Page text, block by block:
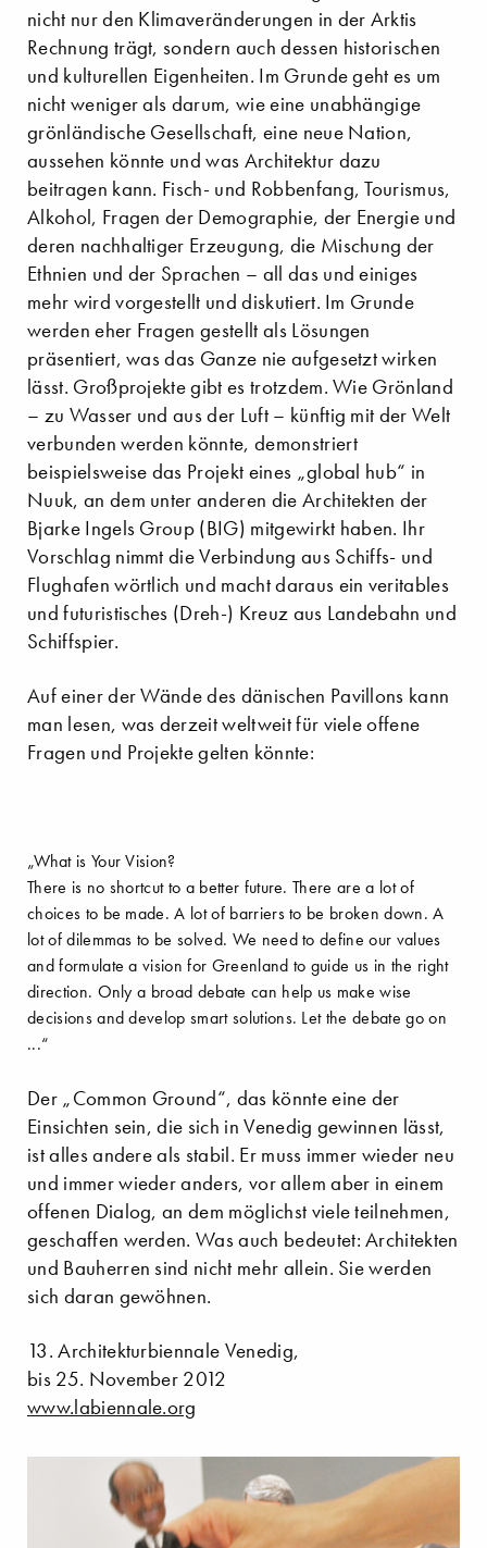
nicht nur den Klimaveränderungen in der Arktis
Rechnung trägt, sondern auch dessen historischen
und kulturellen Eigenheiten. Im Grunde geht es um
nicht weniger als darum, wie eine unabhängige
grönländische Gesellschaft, eine neue Nation,
aussehen könnte und was Architektur dazu
beitragen kann. Fisch- und Robbenfang, Tourismus,
Alkohol, Fragen der Demographie, der Energie und
deren nachhaltiger Erzeugung, die Mischung der
Ethnien und der Sprachen – all das und einiges
mehr wird vorgestellt und diskutiert. Im Grunde
werden eher Fragen gestellt als Lösungen
präsentiert, was das Ganze nie aufgesetzt wirken
lässt. Großprojekte gibt es trotzdem. Wie Grönland
– zu Wasser und aus der Luft – künftig mit der Welt
verbunden werden könnte, demonstriert
beispielsweise das Projekt eines „global hub“ in
Nuuk, an dem unter anderen die Architekten der
Bjarke Ingels Group (BIG) mitgewirkt haben. Ihr
Vorschlag nimmt die Verbindung aus Schiffs- und
Flughafen wörtlich und macht daraus ein veritables
und futuristisches (Dreh-) Kreuz aus Landebahn und
Schiffspier.
Auf einer der Wände des dänischen Pavillons kann
man lesen, was derzeit weltweit für viele offene
Fragen und Projekte gelten könnte:
„What is Your Vision?
There is no shortcut to a better future. There are a lot of
choices to be made. A lot of barriers to be broken down. A
lot of dilemmas to be solved. We need to define our values
and formulate a vision for Greenland to guide us in the right
direction. Only a broad debate can help us make wise
decisions and develop smart solutions. Let the debate go on
...“
Der „Common Ground“, das könnte eine der
Einsichten sein, die sich in Venedig gewinnen lässt,
ist alles andere als stabil. Er muss immer wieder neu
und immer wieder anders, vor allem aber in einem
offenen Dialog, an dem möglichst viele teilnehmen,
geschaffen werden. Was auch bedeutet: Architekten
und Bauherren sind nicht mehr allein. Sie werden
sich daran gewöhnen.
13. Architekturbiennale Venedig,
bis 25. November 2012
www.labiennale.org